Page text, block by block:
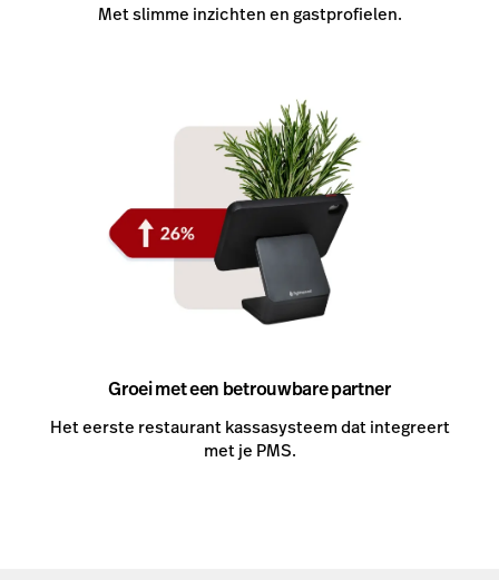
Met slimme inzichten en gastprofielen.
Groei met een betrouwbare partner
Het eerste restaurant kassasysteem dat integreert
met je PMS.